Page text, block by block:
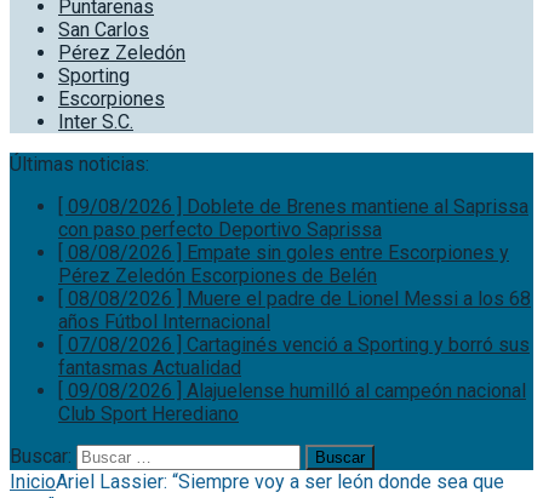
Puntarenas
San Carlos
Pérez Zeledón
Sporting
Escorpiones
Inter S.C.
Últimas noticias:
[ 09/08/2026 ] Doblete de Brenes mantiene al Saprissa
con paso perfecto Deportivo Saprissa
[ 08/08/2026 ] Empate sin goles entre Escorpiones y
Pérez Zeledón Escorpiones de Belén
[ 08/08/2026 ] Muere el padre de Lionel Messi a los 68
años Fútbol Internacional
[ 07/08/2026 ] Cartaginés venció a Sporting y borró sus
fantasmas Actualidad
[ 09/08/2026 ] Alajuelense humilló al campeón nacional
Club Sport Herediano
Buscar:
InicioAriel Lassier: “Siempre voy a ser león donde sea que